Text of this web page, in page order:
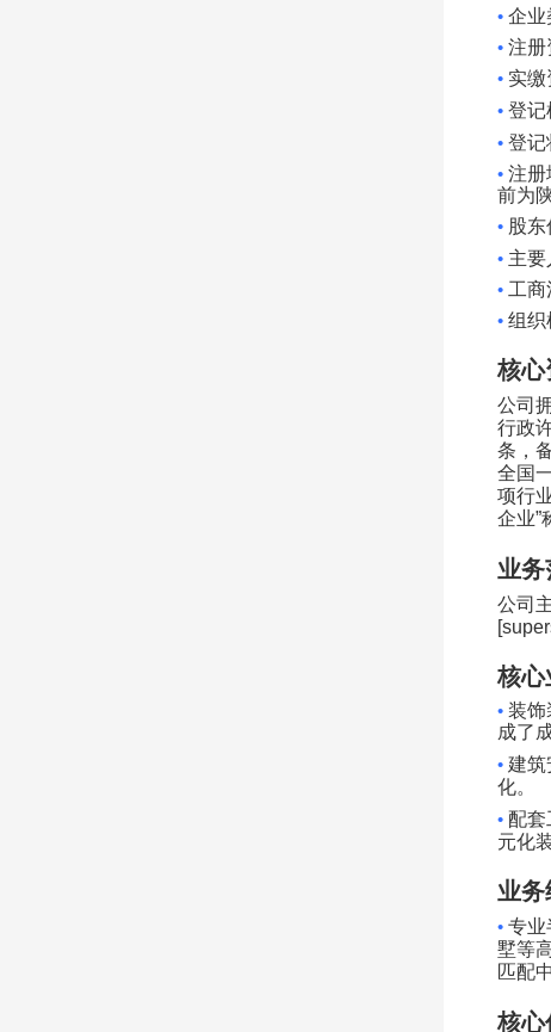
• 企业
• 注册
• 实缴
• 登记
• 登记
• 注册
前为
• 股
• 主要
• 工商
• 组织
核心
公司
行政
条，
全国
项行
企业”
业务
公司
核心
• 装饰
成了
• 建筑
化。
• 配
元化
业
• 专业
墅等
匹配
核心